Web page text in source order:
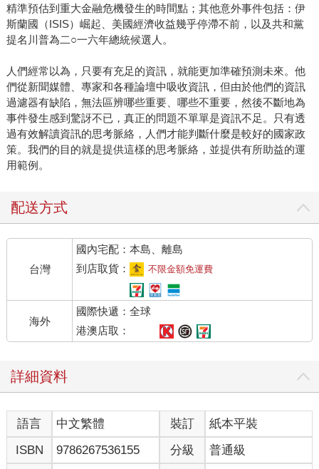
精準預估到重大金融危機發生的時間點；其他意外事件包括：伊
斯蘭國（ISIS）崛起、美國經濟收益幾乎停滯不前，以及共和黨
提名川普為二○一六年總統候選人。
人們經常以為，只要有充足的資訊，就能更加準確預測未來。他
們從新聞媒體、專家和各種論壇中吸收資訊，但由於他們的資訊
過濾器有缺陷，無法區辨哪些重要、哪些不重要，然後不斷地為
事件發生感到驚訝不已，真正的問題不單單是資訊不足。只有透
過有效解讀資訊的思考脈絡，人們才能判斷什麼是較好的國家政
策。我們的目的就是提供這樣的思考脈絡，並提供有所助益的運
用範例。
配送方式
台灣
國內宅配：本島、離島
到店取貨：
不限金額免運費
海外
國際快遞：全球
港澳店取：
詳細資料
語言 中文繁體 裝訂
紙本平裝
ISBN
9786267536155 分級 普通級